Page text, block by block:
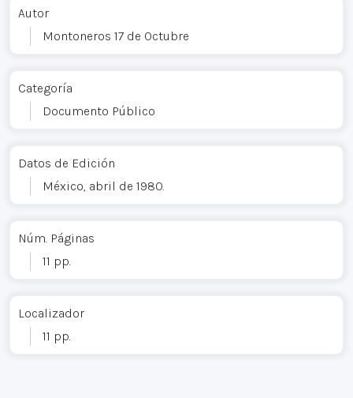
Autor
Montoneros 17 de Octubre
Categoría
Documento Público
Datos de Edición
México, abril de 1980.
Núm. Páginas
11 pp.
Localizador
11 pp.